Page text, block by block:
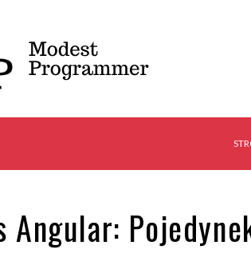
Angular: